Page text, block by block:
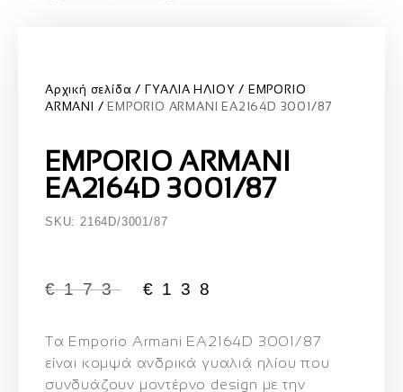
Αρχική σελίδα ΓΥΑΛΙΑ ΗΛΙΟΥ
EMPORIO
ARMANI
EMPORIO ARMANI EA2164D 3001/87
EMPORIO ARMANI
EA2164D 3001/87
SKU: 2164D/3001/87
€173 € 138
Τα Emporio Armani EA2164D 3001/87
είναι κομψά ανδρικά γυαλιά ηλίου που
συνδυάζουν μοντέρνο design με την